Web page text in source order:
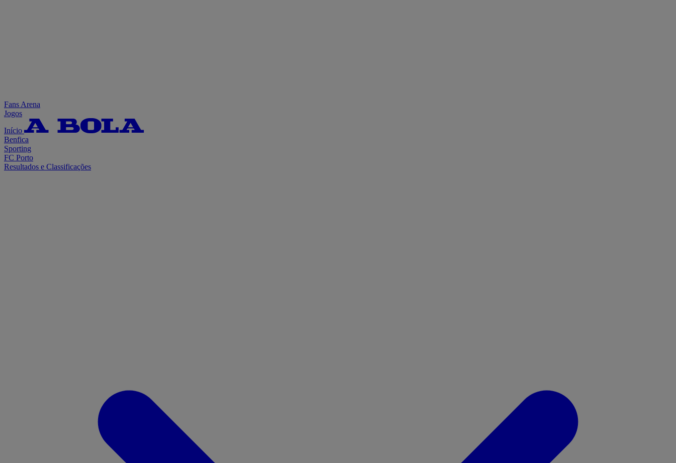
Fans Arena
Jogos
Início
Benfica
Sporting
FC Porto
Resultados e Classificações